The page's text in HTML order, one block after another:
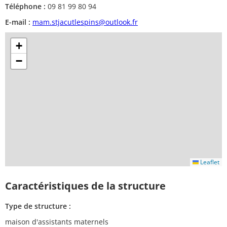
Téléphone : 09 81 99 80 94
E-mail : mam.stjacutlespins@outlook.fr
+
−
Leaflet
Caractéristiques de la structure
Type de structure :
maison d'assistants maternels